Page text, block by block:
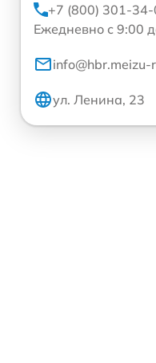
+7 (800) 301-
Ежедневно с 9:00
ул. Ленина, 23